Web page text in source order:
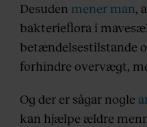
Desuden mener man,
bakterieflora i
betændelsestilstande
forhindre overvægt,
Og der er sågar nogle
kan hjælpe ældre